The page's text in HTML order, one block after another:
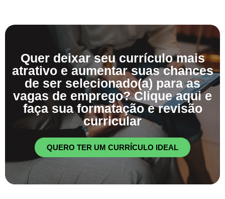
Quer deixar seu currículo mais
atrativo e aumentar suas chances
de ser selecionado(a) para as
vagas de emprego? Clique aqui e
faça sua formatação e revisão
curricular
QUERO TER UM CURRÍCULO IDEAL